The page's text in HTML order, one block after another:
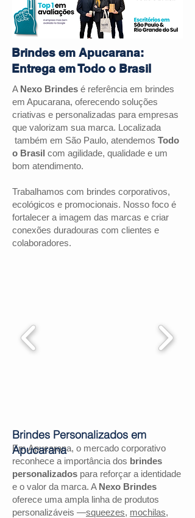
Brindes em Apucarana:
Entrega em Todo o Brasil
A Nexo Brindes é referência em brindes
em Apucarana, oferecendo soluções
criativas e personalizadas para empresas
que valorizam sua marca. Localizada
também em São Paulo, atendemos Todo
o Brasil com agilidade, qualidade e um
bom atendimento.
Trabalhamos com brindes corporativos,
ecológicos e promocionais. Nosso foco é
fortalecer a imagem das marcas e criar
conexões duradouras com clientes e
colaboradores.
Em Apucarana, o mercado corporativo
reconhece a importância dos brindes
personalizados para reforçar a identidade
e o valor da marca. A Nexo Brindes
oferece uma ampla linha de produtos
personalizáveis —squeezes, mochilas,
Brindes Personalizados em
Apucarana